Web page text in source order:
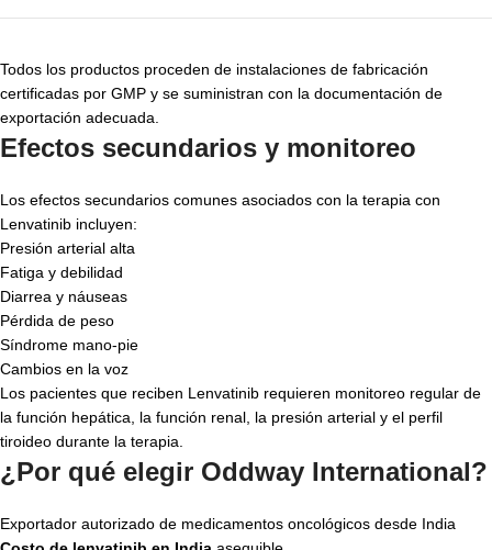
Todos los productos proceden de instalaciones de fabricación
certificadas por GMP y se suministran con la documentación de
exportación adecuada.
Efectos secundarios y monitoreo
Los efectos secundarios comunes asociados con la terapia con
Lenvatinib incluyen:
Presión arterial alta
Fatiga y debilidad
Diarrea y náuseas
Pérdida de peso
Síndrome mano-pie
Cambios en la voz
Los pacientes que reciben Lenvatinib requieren monitoreo regular de
la función hepática, la función renal, la presión arterial y el perfil
tiroideo durante la terapia.
¿Por qué elegir Oddway International?
Exportador autorizado de medicamentos oncológicos desde India